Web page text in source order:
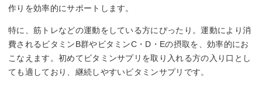
作りを効率的にサポートします。
特に、筋トレなどの運動をしている方にぴったり。運動により消
費されるビタミンB群やビタミンC・D・Eの摂取を、効率的にお
こなえます。初めてビタミンサプリを取り入れる方の入り口とし
ても適しており、継続しやすいビタミンサプリです。